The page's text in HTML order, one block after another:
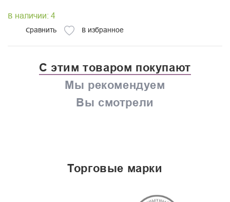
В наличии: 4
Сравнить В избранное
С этим товаром покупают
Мы рекомендуем
Вы смотрели
торговые марки